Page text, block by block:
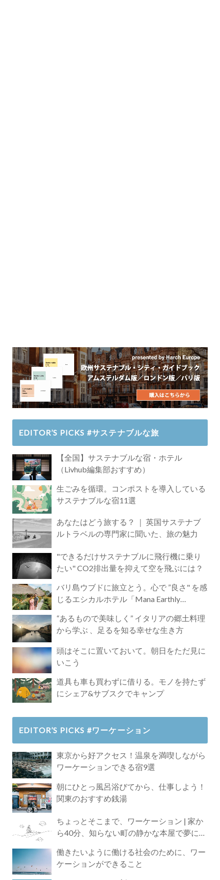
EDITOR’S PICKS #サステナブルな旅
【全国】サステナブルな宿・ホテル
（Livhub編集部おすすめ）
生ごみを循環。コンポストを導入している
サステナブルな宿11選
あなたはどう旅する？ ｜ 英国サステナブ
ルトラベルの専門家に聞いた、旅の魅力
"できるだけサステナブルに飛行機に乗り
たい" CO2排出量を抑えて空を飛ぶには？
バリ島ウブドに旅立とう。心で ”良さ" を感
じるエシカルホテル「Mana Earthly
“あるもので美味しく” イタリアの郷土料理
から学ぶ 、足るを知る幸せな生き方
頭はそこに置いておいて。朝日をただ見に
いこう
道具も車も買わずに借りる。モノを持たず
にシェア&サブスクでキャンプ
EDITOR’S PICKS #ワーケーション
東京から好アクセス！温泉を満喫しながら
ワーケーションできる宿9選
朝にひとっ風呂浴びてから、仕事しよう！
関東のおすすめ銭湯
ちょっとそこまで、ワーケーション | 家か
ら40分、知らない町の静かな本屋で夢に近
働きたいように働ける社会のために、ワー
ケーションができること